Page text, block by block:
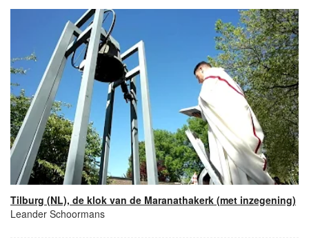
Tilburg (NL), de klok van de Maranathakerk (met inzegening)
Leander Schoormans